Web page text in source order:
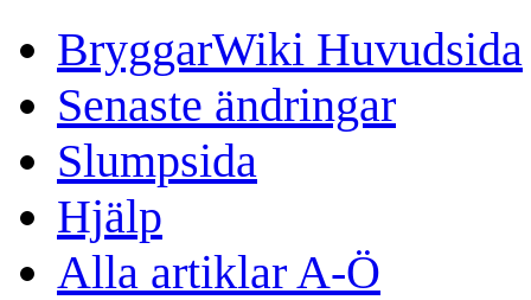
BryggarWiki Huvudsida
Senaste ändringar
Slumpsida
Hjälp
Alla artiklar A-Ö